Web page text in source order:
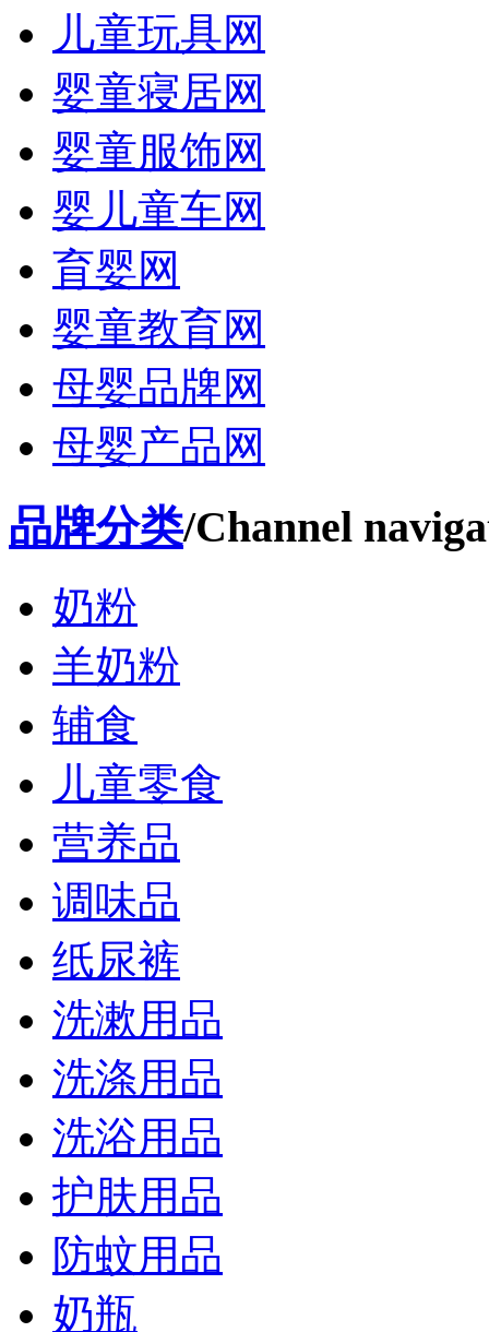
儿童玩具网
婴童寝居网
婴童服饰网
婴儿童车网
育婴网
婴童教育网
母婴品牌网
母婴产品网
品牌分类/Channel
奶粉
羊奶粉
辅食
儿童零食
营养品
调味品
纸尿裤
洗漱用品
洗涤用品
洗浴用品
护肤用品
防蚊用品
奶瓶